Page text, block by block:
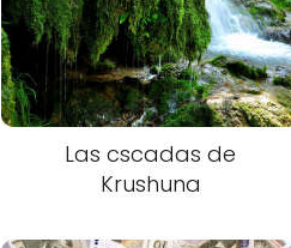
Las cscadas de
Krushuna